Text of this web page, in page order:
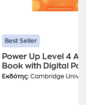
Best Seller
Power Up Level 4
Book with Digital
Εκδότης: Cambridge